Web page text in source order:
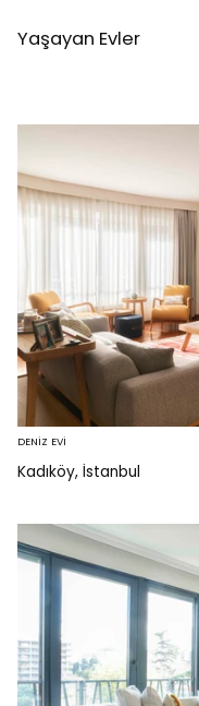
Yaşayan Evler
DENİZ EVİ
Kadıköy, İstanbul